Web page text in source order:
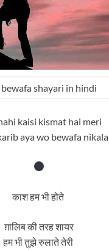
shayari in hindi
kaisi kismat hai meri
aya wo bewafa nikala
काश हम भी होते
ग़ालिब की तरह शायर
हम भी तुझे रुलाते तेरी